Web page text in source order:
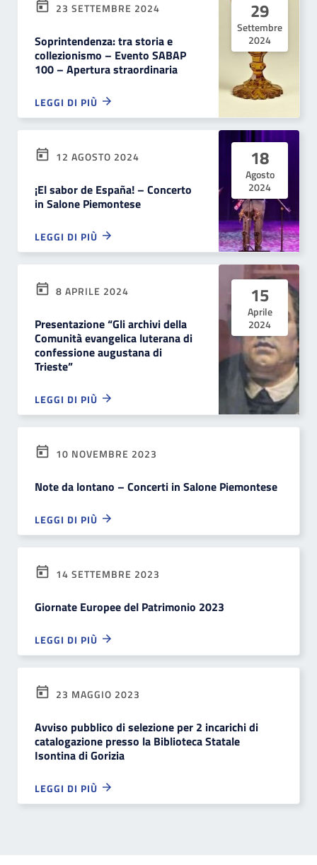
29
Settembre
2024
23 SETTEMBRE 2024
Soprintendenza: tra storia e
collezionismo – Evento SABAP
100 – Apertura straordinaria
LEGGI DI PIÙ
18
Agosto
2024
12 AGOSTO 2024
¡El sabor de España! – Concerto
in Salone Piemontese
LEGGI DI PIÙ
15
Aprile
2024
8 APRILE 2024
Presentazione “Gli archivi della
Comunità evangelica luterana di
confessione augustana di
Trieste”
LEGGI DI PIÙ
10 NOVEMBRE 2023
Note da lontano – Concerti in Salone Piemontese
LEGGI DI PIÙ
14 SETTEMBRE 2023
Giornate Europee del Patrimonio 2023
LEGGI DI PIÙ
23 MAGGIO 2023
Avviso pubblico di selezione per 2 incarichi di
catalogazione presso la Biblioteca Statale
Isontina di Gorizia
LEGGI DI PIÙ